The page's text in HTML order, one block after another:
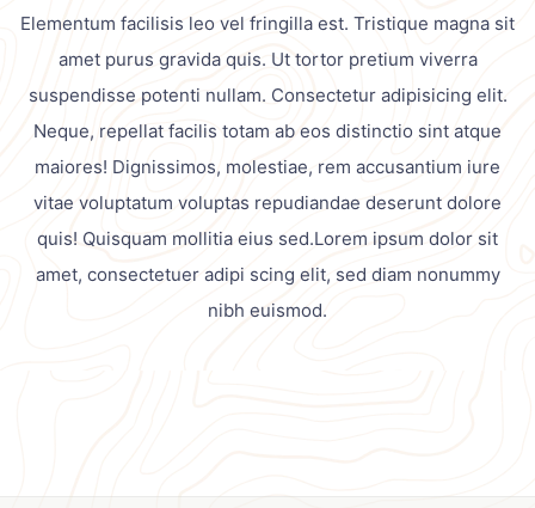
Elementum facilisis leo vel fringilla est. Tristique magna sit
amet purus gravida quis. Ut tortor pretium viverra
suspendisse potenti nullam. Consectetur adipisicing elit.
Neque, repellat facilis totam ab eos distinctio sint atque
maiores! Dignissimos, molestiae, rem accusantium iure
vitae voluptatum voluptas repudiandae deserunt dolore
quis! Quisquam mollitia eius sed.Lorem ipsum dolor sit
amet, consectetuer adipi scing elit, sed diam nonummy
nibh euismod.